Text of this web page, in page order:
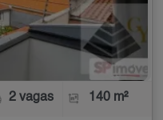
2 vagas 140 m²